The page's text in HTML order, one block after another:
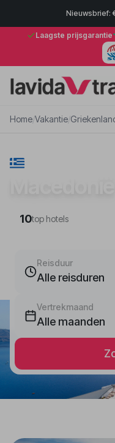
Nieuwsbrief:
Laagste prijsgarantie
Home/Vakantie/
10top hotels
Reisduur
Alle reisduren
Vertrekmaand
Alle maanden